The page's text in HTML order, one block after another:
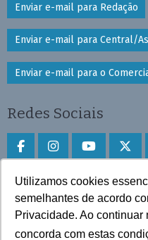
Utilizamos cookies
semelhantes de acordo
Privacidade. Ao continuar
concorda com estas
Enviar e-mail para Redação
Enviar e-mail para Central/
Enviar e-mail para o
Redes Sociais
Faça download do
Play Store e App Store